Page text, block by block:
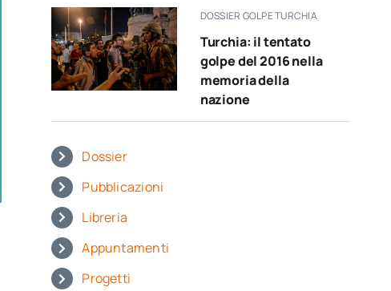
DOSSIER GOLPE TURCHIA
Turchia: il tentato
golpe del 2016 nella
memoria della
nazione
Dossier
Pubblicazioni
Libreria
Appuntamenti
Progetti